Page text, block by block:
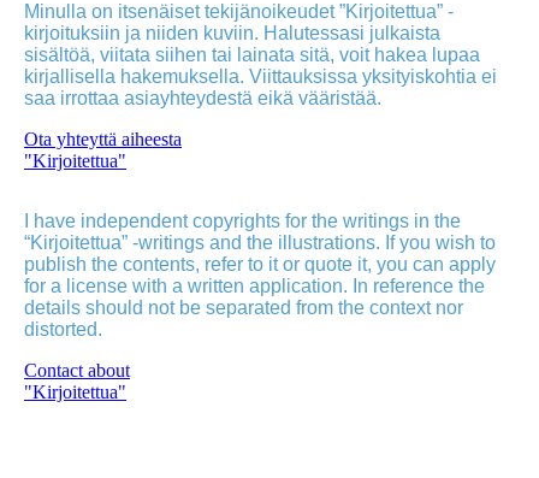
Minulla on itsenäiset tekijänoikeudet ”Kirjoitettua” -
kirjoituksiin ja niiden kuviin. Halutessasi julkaista
sisältöä, viitata siihen tai lainata sitä, voit hakea lupaa
kirjallisella hakemuksella. Viittauksissa yksityiskohtia ei
saa irrottaa asiayhteydestä eikä vääristää.
Ota yhteyttä aiheesta
"Kirjoitettua"
I have independent copyrights for the writings in the
“Kirjoitettua” -writings and the illustrations. If you wish to
publish the contents, refer to it or quote it, you can apply
for a license with a written application. In reference the
details should not be separated from the context nor
distorted.
Contact about
"Kirjoitettua"